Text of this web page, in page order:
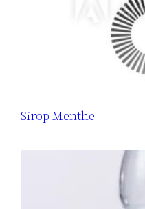
Sirop Menthe